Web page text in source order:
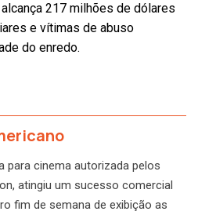
217 milhões de dólares
e vítimas de abuso
do enredo.
para cinema autorizada pelos
atingiu um sucesso comercial
fim de semana de exibição as